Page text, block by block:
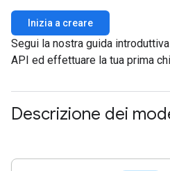
Inizia a creare
Segui la nostra guida
API ed effettuare la tua prima
Descrizione dei